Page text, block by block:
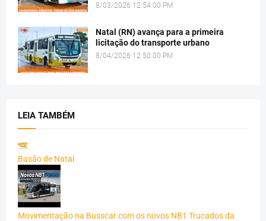
8/03/2026 12:54:00 PM
Natal (RN) avança para a primeira
licitação do transporte urbano
8/04/2026 12:50:00 PM
LEIA TAMBÉM
Busão de Natal
Movimentação na Busscar com os novos NB1 Trucados da